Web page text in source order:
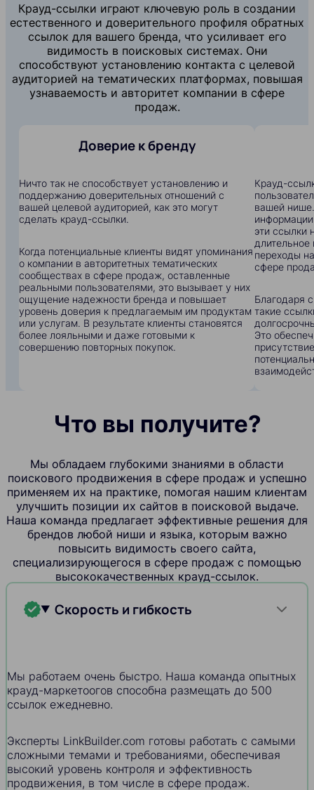
Крауд-ссылки играют ключевую роль в создании
естественного и доверительного профиля обратных
ссылок для вашего бренда, что усиливает его
видимость в поисковых системах. Они
способствуют установлению контакта с целевой
аудиторией на тематических платформах, повышая
узнаваемость и авторитет компании в сфере
продаж.
Доверие к бренду
Ничто так не способствует установлению и
поддержанию доверительных отношений с
вашей целевой аудиторией, как это могут
сделать крауд-ссылки.
Когда потенциальные клиенты видят упоминания
о компании в авторитетных тематических
сообществах в сфере продаж, оставленные
реальными пользователями, это вызывает у них
ощущение надежности бренда и повышает
уровень доверия к предлагаемым им продуктам
или услугам. В результате клиенты становятся
более лояльными и даже готовыми к
совершению повторных покупок.
Крауд-
вашей
эти ссылки
переходы
сфере
Благодаря
такие
Это
Что вы получите?
Мы обладаем глубокими знаниями в области
поискового продвижения в сфере продаж и успешно
применяем их на практике, помогая нашим клиентам
улучшить позиции их сайтов в поисковой выдаче.
Наша команда предлагает эффективные решения для
брендов любой ниши и языка, которым важно
повысить видимость своего сайта,
специализирующегося в сфере продаж с помощью
высококачественных крауд-ссылок.
Скорость и гибкость
Мы работаем очень быстро. Наша команда опытных
крауд-маркетоогов способна размещать до 500
ссылок ежедневно.
Эксперты LinkBuilder.com готовы работать с самыми
сложными темами и требованиями, обеспечивая
высокий уровень контроля и эффективность
продвижения, в том числе в сфере продаж.